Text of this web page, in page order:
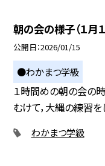
朝の会の様子（１月１
公開日 2026/01/15
●わかまつ学級
１時間めの朝の会の
むけて，大縄の練習を
わかまつ学級